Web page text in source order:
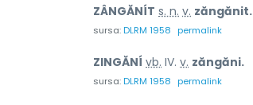
ZÂNGĂNÍT s. n. v. zăngănit.
sursa:DLRM 1958 permalink
ZINGĂNÍ vb. IV. v. zăngăni.
sursa:DLRM 1958 permalink